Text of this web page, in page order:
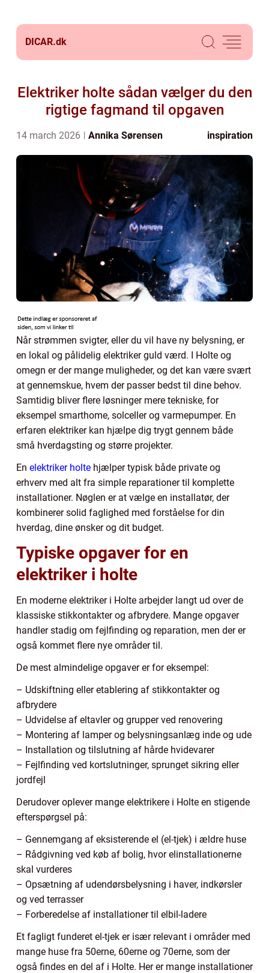
DICAR.dk
Elektriker holte sådan vælger du den
rigtige fagmand til opgaven
14 march 2026 Annika Sørensen inspiration
Når strømmen svigter, eller du vil have ny belysning, er
en lokal og pålidelig elektriker guld værd. I Holte og
omegn er der mange muligheder, og det kan være svært
at gennemskue, hvem der passer bedst til dine behov.
Samtidig bliver flere løsninger mere tekniske, for
eksempel smarthome, solceller og varmepumper. En
erfaren elektriker kan hjælpe dig trygt gennem både
små hverdagsting og større projekter.
En elektriker holte hjælper typisk både private og
erhverv med alt fra simple reparationer til komplette
installationer. Nøglen er at vælge en installatør, der
kombinerer solid faglighed med forståelse for din
hverdag, dine ønsker og dit budget.
Typiske opgaver for en
elektriker i holte
En moderne elektriker i Holte arbejder langt ud over de
klassiske stikkontakter og afbrydere. Mange opgaver
handler stadig om fejlfinding og reparation, men der er
også kommet flere nye områder til.
De mest almindelige opgaver er for eksempel:
– Udskiftning eller etablering af stikkontakter og
afbrydere
– Udvidelse af eltavler og grupper ved renovering
– Montering af lamper og belysningsanlæg inde og ude
– Installation og tilslutning af hårde hvidevarer
– Fejlfinding ved kortslutninger, sprunget sikring eller
jordfejl
Derudover oplever mange elektrikere i Holte en stigende
efterspørgsel på:
– Gennemgang af eksisterende el (el-tjek) i ældre huse
– Rådgivning ved køb af bolig, hvor elinstallationerne
skal vurderes
– Opsætning af udendørsbelysning i haver, indkørsler
og ved terrasser
– Forberedelse af installationer til elbil-ladere
Et fagligt funderet el-tjek er især relevant i områder med
mange huse fra 50erne, 60erne og 70erne, som der
også findes en del af i Holte. Her er mange installationer